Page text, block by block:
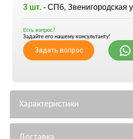
3 шт. - СПб, Звенигородская
Есть вопрос?
Задайте его нашему консультанту!
Задать вопрос
Характеристики